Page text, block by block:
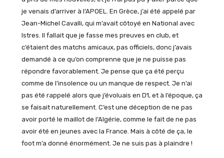
je venais d’arriver à l’APOEL. En Grèce, j’ai été appelé par
Jean-Michel Cavalli, qui m’avait côtoyé en National avec
Istres. Il fallait que je fasse mes preuves en club, et
c’étaient des matchs amicaux, pas officiels, donc j’avais
demandé à ce qu’on comprenne que je ne puisse pas
répondre favorablement. Je pense que ça été perçu
comme de l’insolence ou un manque de respect. Je n’ai
pas été rappelé alors que j’évoluais en D1, et à l’époque, ça
se faisait naturellement. C’est une déception de ne pas
avoir porté le maillot de l’Algérie, comme le fait de ne pas
avoir été en jeunes avec la France. Mais à côté de ça, le
foot m’a donné énormément. Je ne suis pas à plaindre !